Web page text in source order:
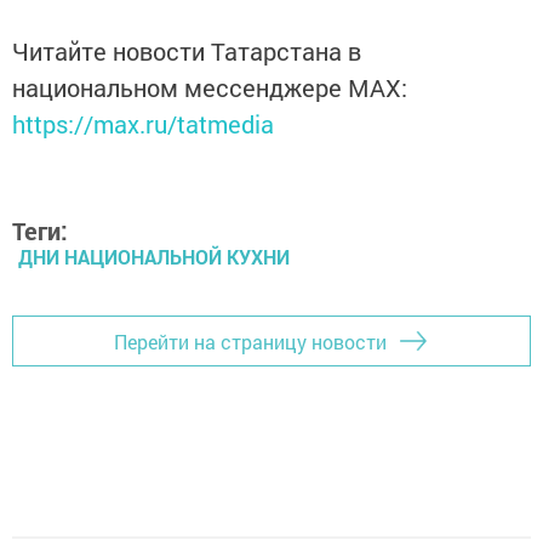
Читайте новости Татарстана в
национальном мессенджере MАХ:
https://max.ru/tatmedia
Теги:
ДНИ НАЦИОНАЛЬНОЙ КУХНИ
Перейти на страницу новости